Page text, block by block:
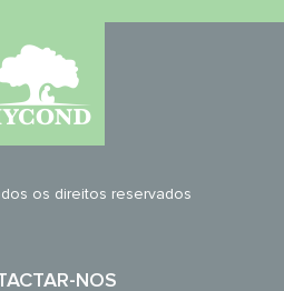
os direitos reservados
NOS